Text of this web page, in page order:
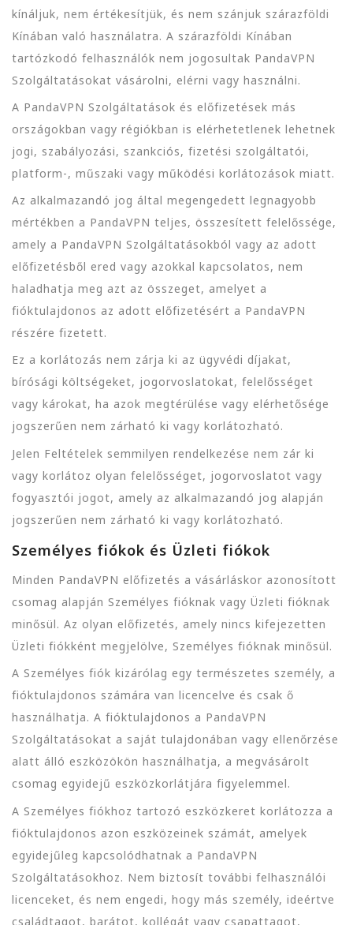
kínáljuk, nem értékesítjük, és nem szánjuk szárazföldi
Kínában való használatra. A szárazföldi Kínában
tartózkodó felhasználók nem jogosultak PandaVPN
Szolgáltatásokat vásárolni, elérni vagy használni.
A PandaVPN Szolgáltatások és előfizetések más
országokban vagy régiókban is elérhetetlenek lehetnek
jogi, szabályozási, szankciós, fizetési szolgáltatói,
platform-, műszaki vagy működési korlátozások miatt.
Az alkalmazandó jog által megengedett legnagyobb
mértékben a PandaVPN teljes, összesített felelőssége,
amely a PandaVPN Szolgáltatásokból vagy az adott
előfizetésből ered vagy azokkal kapcsolatos, nem
haladhatja meg azt az összeget, amelyet a
fióktulajdonos az adott előfizetésért a PandaVPN
részére fizetett.
Ez a korlátozás nem zárja ki az ügyvédi díjakat,
bírósági költségeket, jogorvoslatokat, felelősséget
vagy károkat, ha azok megtérülése vagy elérhetősége
jogszerűen nem zárható ki vagy korlátozható.
Jelen Feltételek semmilyen rendelkezése nem zár ki
vagy korlátoz olyan felelősséget, jogorvoslatot vagy
fogyasztói jogot, amely az alkalmazandó jog alapján
jogszerűen nem zárható ki vagy korlátozható.
Személyes fiókok és Üzleti fiókok
Minden PandaVPN előfizetés a vásárláskor azonosított
csomag alapján Személyes fióknak vagy Üzleti fióknak
minősül. Az olyan előfizetés, amely nincs kifejezetten
Üzleti fiókként megjelölve, Személyes fióknak minősül.
A Személyes fiók kizárólag egy természetes személy, a
fióktulajdonos számára van licencelve és csak ő
használhatja. A fióktulajdonos a PandaVPN
Szolgáltatásokat a saját tulajdonában vagy ellenőrzése
alatt álló eszközökön használhatja, a megvásárolt
csomag egyidejű eszközkorlátjára figyelemmel.
A Személyes fiókhoz tartozó eszközkeret korlátozza a
fióktulajdonos azon eszközeinek számát, amelyek
egyidejűleg kapcsolódhatnak a PandaVPN
Szolgáltatásokhoz. Nem biztosít további felhasználói
licenceket, és nem engedi, hogy más személy, ideértve
családtagot, barátot, kollégát vagy csapattagot,